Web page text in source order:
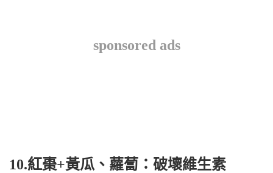
sponsored ads
10.紅棗+黃瓜、蘿蔔：破壞維生素